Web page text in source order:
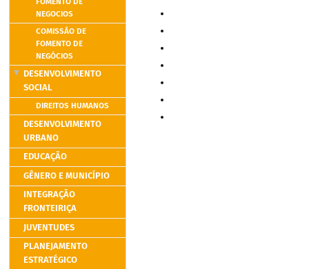
NEGOCIOS
COMISSÃO DE
FOMENTO DE
NEGÓCIOS
DESENVOLVIMENTO
SOCIAL
DIREITOS HUMANOS
DESENVOLVIMENTO
URBANO
EDUCAÇÃO
GÊNERO E MUNICÍPIO
INTEGRAÇÃO
FRONTEIRIÇA
JUVENTUDES
PLANEJAMENTO
ESTRATÉGICO